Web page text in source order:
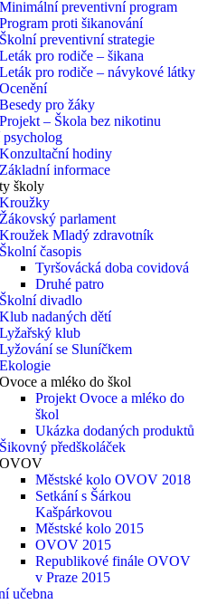
Minimální preventivní program
Program proti šikanování
Školní preventivní strategie
Leták pro rodiče – šikana
Leták pro rodiče – návykové látky
Ocenění
Besedy pro žáky
Projekt – Škola bez nikotinu
Konzultační hodiny
Základní informace
školy
Kroužky
Žákovský parlament
Kroužek Mladý zdravotník
Školní časopis
Tyršovácká doba covidová
Druhé patro
Školní divadlo
Klub nadaných dětí
Lyžařský klub
Lyžování se Sluníčkem
Ekologie
Ovoce a mléko do škol
Projekt Ovoce a mléko do
škol
Ukázka dodaných produktů
Šikovný předškoláček
OVOV
Městské kolo OVOV 2018
Setkání s Šárkou
Kašpárkovou
Městské kolo 2015
OVOV 2015
Republikové finále OVOV
v Praze 2015
učebna